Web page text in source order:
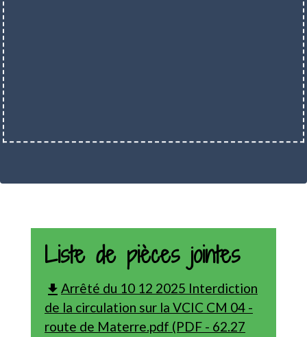
Liste de pièces jointes
file_download Arrêté du 10 12 2025 Interdiction
de la circulation sur la VCIC CM 04 -
route de Materre.pdf (PDF - 62.27